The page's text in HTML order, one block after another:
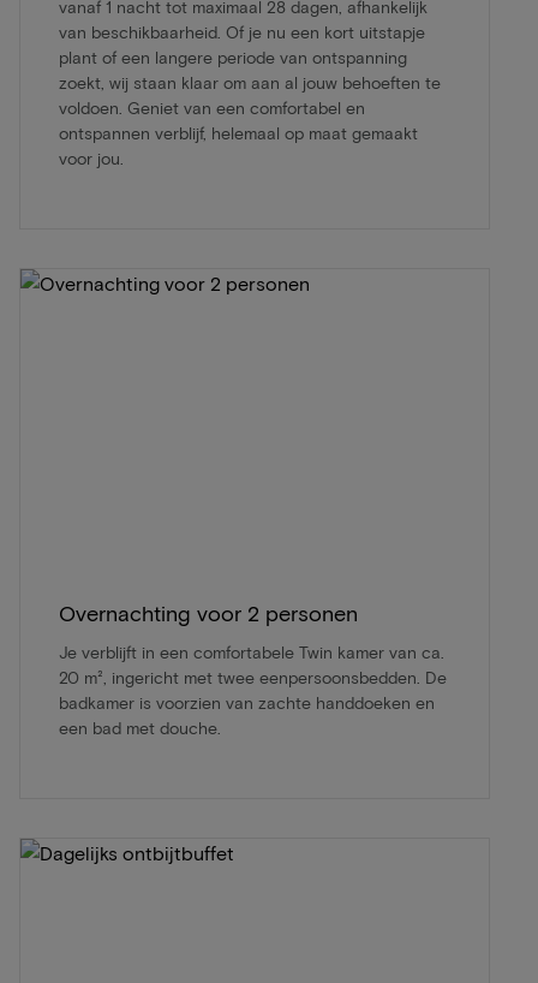
vanaf 1 nacht tot maximaal 28 dagen, afhankelijk
van beschikbaarheid. Of je nu een kort uitstapje
plant of een langere periode van ontspanning
zoekt, wij staan klaar om aan al jouw behoeften te
voldoen. Geniet van een comfortabel en
ontspannen verblijf, helemaal op maat gemaakt
voor jou.
Overnachting voor 2 personen
Je verblijft in een comfortabele Twin kamer van ca.
20 m², ingericht met twee eenpersoonsbedden. De
badkamer is voorzien van zachte handdoeken en
een bad met douche.